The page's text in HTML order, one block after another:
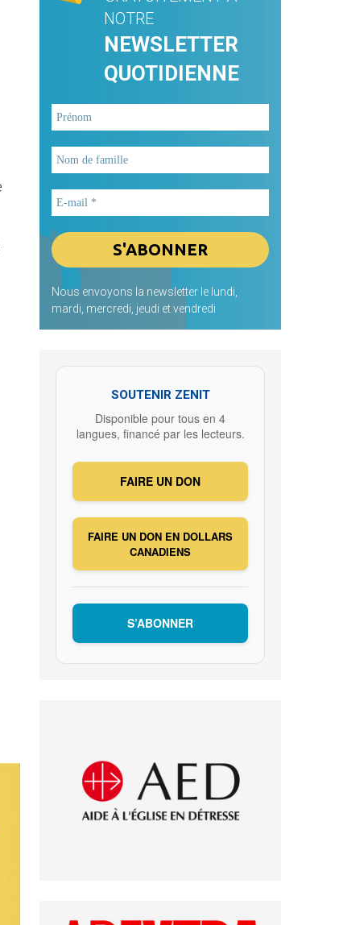
NOTRE
NEWSLETTER
QUOTIDIENNE
Nous envoyons la newsletter le lundi,
mardi, mercredi, jeudi et vendredi
SOUTENIR ZENIT
Disponible pour tous en 4
langues, financé par les lecteurs.
FAIRE UN DON
FAIRE UN DON EN DOLLARS
CANADIENS
S’ABONNER